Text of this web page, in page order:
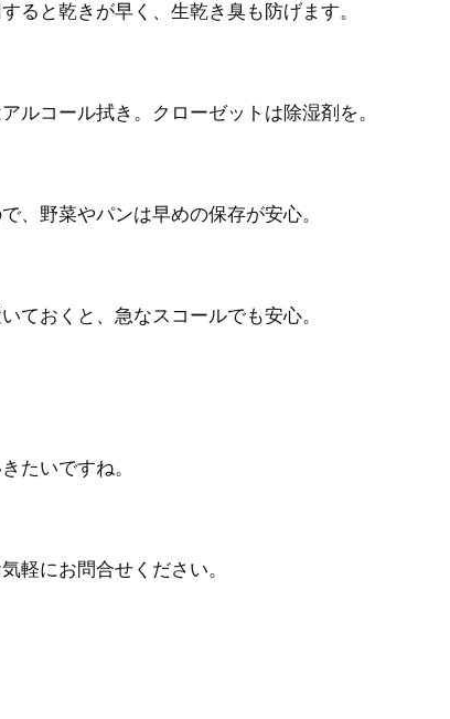
ると乾きが早く、生乾き臭も防げます。
コール拭き。クローゼットは除湿剤を。
、野菜やパンは早めの保存が安心。
ておくと、急なスコールでも安心。
たいですね。
軽にお問合せください。